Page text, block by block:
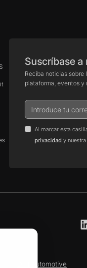
Suscríbase
Reciba noticias sobre
plataforma, eventos y
Al marcar esta
privacidad y nuestra
DIH Automotive